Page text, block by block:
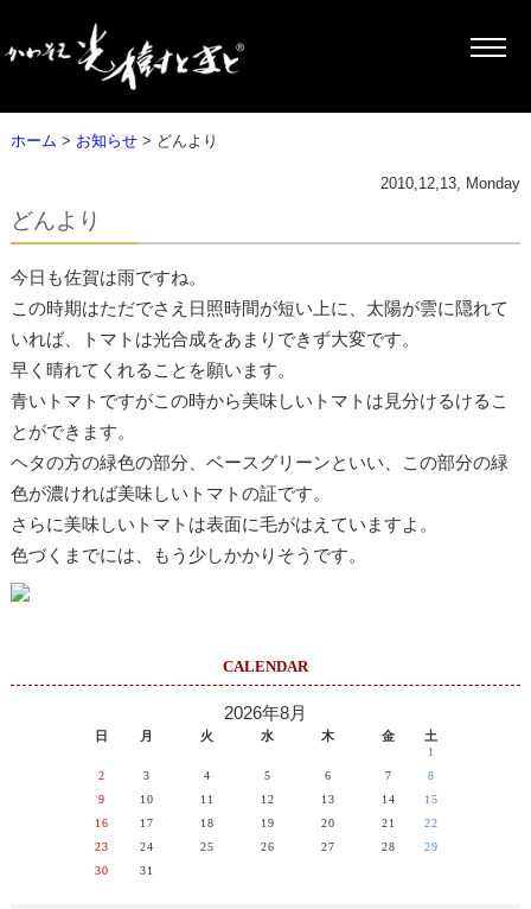
ホーム > お知らせ> どんより
2010,12,13, Monday
どんより
今日も佐賀は雨ですね。
この時期はただでさえ日照時間が短い上に、太陽が雲に隠れて
いれば、トマトは光合成をあまりできず大変です。
早く晴れてくれることを願います。
青いトマトですがこの時から美味しいトマトは見分けるけるこ
とができます。
ヘタの方の緑色の部分、ベースグリーンといい、この部分の緑
色が濃ければ美味しいトマトの証です。
さらに美味しいトマトは表面に毛がはえていますよ。
色づくまでには、もう少しかかりそうです。
CALENDAR
2026年8月
日 月 火 水 木 金 土
1
2
3 4 5 6 7
8
9
10 11 12 13 14
15
16
17 18 19 20 21
22
23
24 25 26 27 28
29
30
31